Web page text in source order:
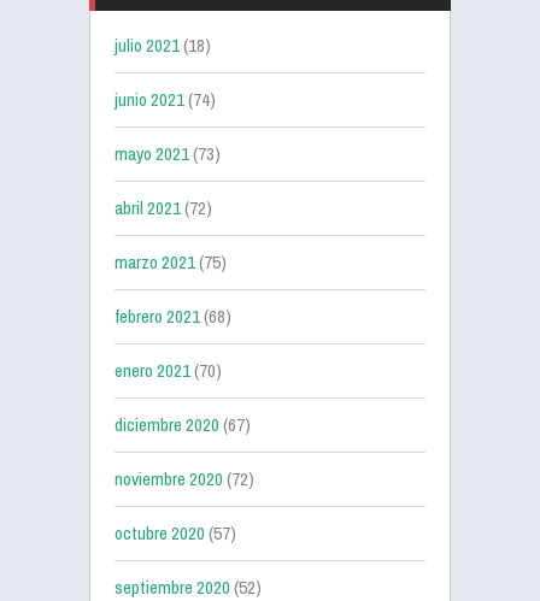
julio 2021(18)
junio 2021(74)
mayo 2021(73)
abril 2021(72)
marzo 2021(75)
febrero 2021(68)
enero 2021(70)
diciembre 2020(67)
noviembre 2020(72)
octubre 2020(57)
septiembre 2020(52)